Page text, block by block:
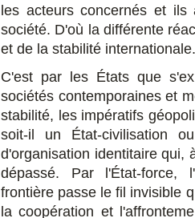
les acteurs concernés et ils
société. D'où la différente
et de la stabilité internationale.
C'est par les États que
sociétés contemporaines et
stabilité, les impératifs
soit-il un État-civilisation
d'organisation identitaire qui,
dépassé. Par l'État-force,
frontière passe le fil invisible
la coopération et